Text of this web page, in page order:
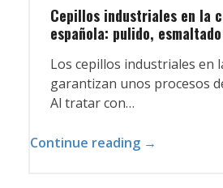
Cepillos industriales en la
española: pulido,
Los cepillos industriales en
garantizan unos procesos
Al tratar con…
Continue reading →